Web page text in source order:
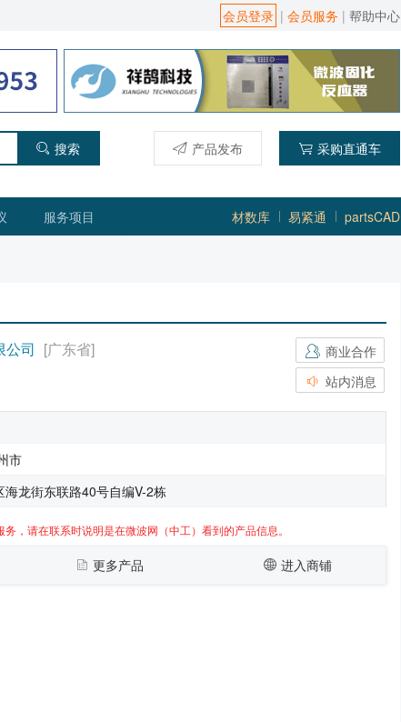
会员登录 | 会员服务 | 帮助中心
搜索 产品发布 采购直通车
服务项目 材数库 易紧通 partsCAD
公司 [广东省]
商业合作
站内消息
市
海龙街东联路40号自编V-2栋
务，请在联系时说明是在微波网（中工）看到的产品信息。
更多产品 进入商铺